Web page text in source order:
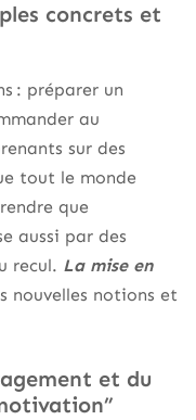
concrets et
: préparer un
au
sur des
tout le monde
que
aussi par des
recul. La mise en
nouvelles notions et
et du